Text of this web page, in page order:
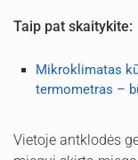
Taip pat skaitykite:
Mikroklimatas
termometras –
Vietoje antklodės